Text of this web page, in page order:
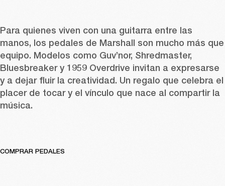
Para quienes viven con una guitarra entre las
manos, los pedales de Marshall son mucho más que
equipo. Modelos como Guv’nor, Shredmaster
Bluesbreaker y 1959 Overdrive invitan a expresarse
y a dejar fluir la creatividad. Un regalo que celebra el
placer de tocar y el vínculo que nace al compartir la
música.
COMPRAR PEDALES